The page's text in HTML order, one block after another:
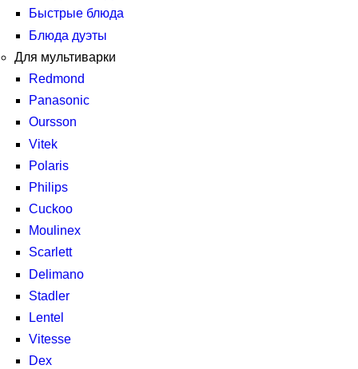
Быстрые блюда
Блюда дуэты
Для мультиварки
Redmond
Panasonic
Oursson
Vitek
Polaris
Philips
Cuckoo
Moulinex
Scarlett
Delimano
Stadler
Lentel
Vitesse
Dex